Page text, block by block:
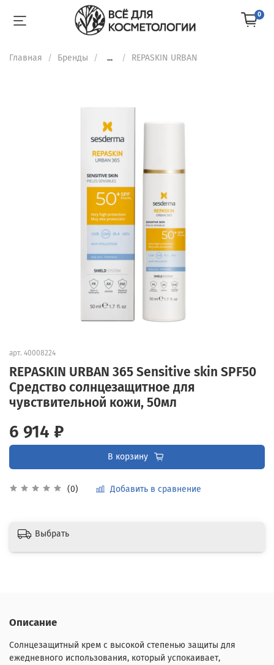
0
Главная Бренды ... REPASKIN URBAN
арт. 40008224
REPASKIN URBAN 365 Sensitive skin SPF50
Средство солнцезащитное для
чувствительной кожи, 50мл
(0) Добавить в сравнение
6 914 ₽
В корзину
Выбрать
Описание
Солнцезащитный крем с высокой степенью защиты для
ежедневного использования, который успокаивает,